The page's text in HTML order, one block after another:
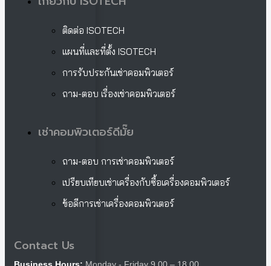
ติดต่อ ISOTECH
แผนที่และที่ตั้ง ISOTECH
การรับประกันเช่าคอมพิวเตอร์
ถาม-ตอบ เรื่องเช่าคอมพิวเตอร์
เช่าคอมพิวเตอร์ดีมั๊ย
ถาม-ตอบ การเช่าคอมพิวเตอร์
เปรียบเทียบเช่าเครื่องกับซื้อเครื่องคอมพิวเตอร์
ข้อดีการเช่าเครื่องคอมพิวเตอร์
Contact Us